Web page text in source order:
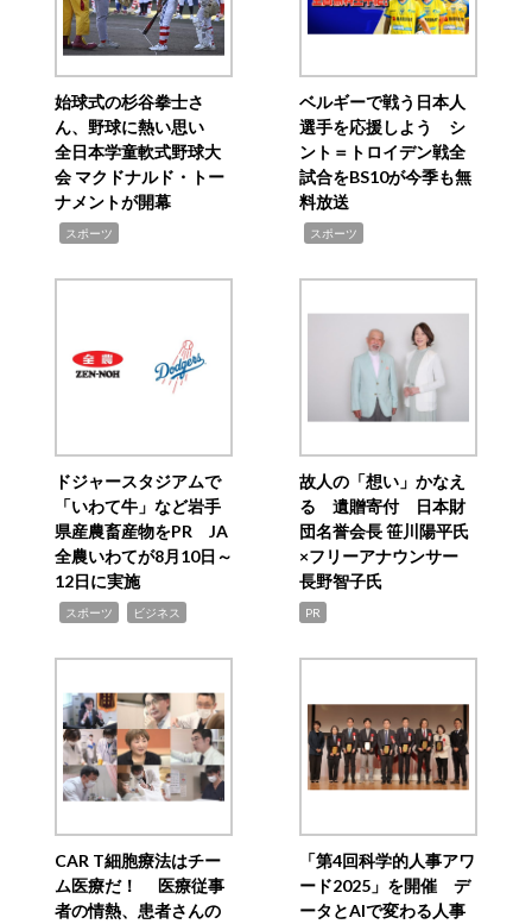
始球式の杉谷拳士さ
ん、野球に熱い思い
全日本学童軟式野球大
会 マクドナルド・トー
ナメントが開幕
スポーツ
ベルギーで戦う日本人
選手を応援しよう シ
ント＝トロイデン戦全
試合をBS10が今季も無
料放送
スポーツ
ドジャースタジアムで
「いわて牛」など岩手
県産農畜産物をPR JA
全農いわてが8月10日～
12日に実施
スポーツ ビジネス
故人の「想い」かなえ
る 遺贈寄付 日本財
団名誉会長 笹川陽平氏
×フリーアナウンサー
長野智子氏
PR
CAR T細胞療法はチー
ム医療だ！ 医療従事
者の情熱、患者さんの
「第4回科学的人事アワ
ード2025」を開催 デ
ータとAIで変わる人事